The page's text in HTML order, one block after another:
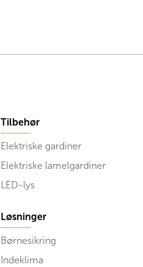
Tilbehør
Elektriske gardiner
Elektriske lamelgardiner
LED-lys
Løsninger
Børnesikring
Indeklima